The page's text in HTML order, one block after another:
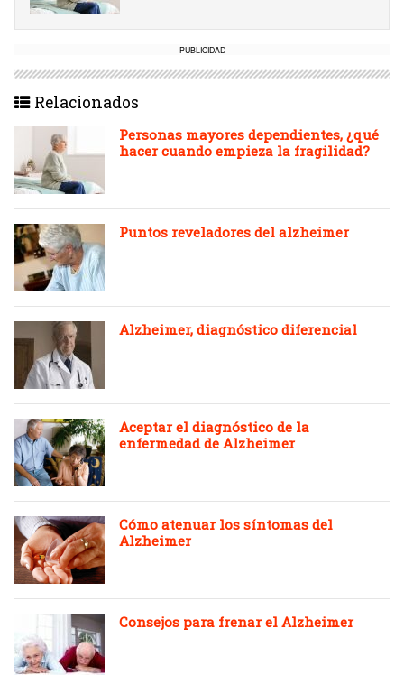
PUBLICIDAD
Relacionados
Personas mayores dependientes, ¿qué
hacer cuando empieza la fragilidad?
Puntos reveladores del alzheimer
Alzheimer, diagnóstico diferencial
Aceptar el diagnóstico de la
enfermedad de Alzheimer
Cómo atenuar los síntomas del
Alzheimer
Consejos para frenar el Alzheimer